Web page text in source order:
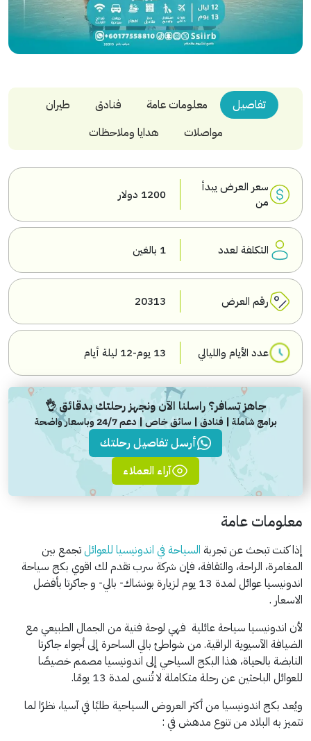
تفاصيل معلومات عامة فنادق
طيران
مواصلات
هدايا وملاحظات
سعر العرض يبدأ
من
1200 دولار
التكلفة لعدد 1 بالغين
رقم العرض 20313
عدد الأيام والليالي 13 يوم-12 ليلة أيام
جاهز تسافر؟ راسلنا الآن ونجهز رحلتك بدقائق 👌
برامج شاملة | فنادق | سائق خاص | دعم 24/7 وباسعار واضحة
أرسل تفاصيل رحلتك
آراء العملاء
معلومات عامة
إذا كنت تبحث عن تجربة السياحة في اندونيسيا للعوائلتجمع بين
المغامرة، الراحة، والثقافة، فإن شركة سرب تقدم لك اقوي بكج سياحة
اندونيسيا عوائل لمدة 13 يوم لزيارة بونشاك- بالي- و جاكرتا بأفضل
الاسعار .
لأن اندونيسيا سياحة عائلية فهي لوحة فنية من الجمال الطبيعي مع
الضيافة الآسيوية الراقية. من شواطئ بالي الساحرة إلى أجواء جاكرتا
النابضة بالحياة، هذا البكج السياحي إلى اندونيسيا مصمم خصيصًا
للعوائل الباحثين عن رحلة متكاملة لا تُنسى لمدة 13 يومًا.
ويُعد بكج اندونيسيا من أكثر العروض السياحية طلبًا في آسيا، نظرًا لما
تتميز به البلاد من تنوع مدهش في :